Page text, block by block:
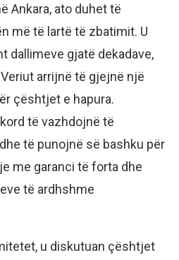
Ankara, ato duhet të
më të lartë të zbatimit. U
dallimeve gjatë dekadave,
arrijnë të gjejnë një
çështjet e hapura.
të vazhdojnë të
të punojnë së bashku për
me garanci të forta dhe
të ardhshme
u diskutuan çështjet